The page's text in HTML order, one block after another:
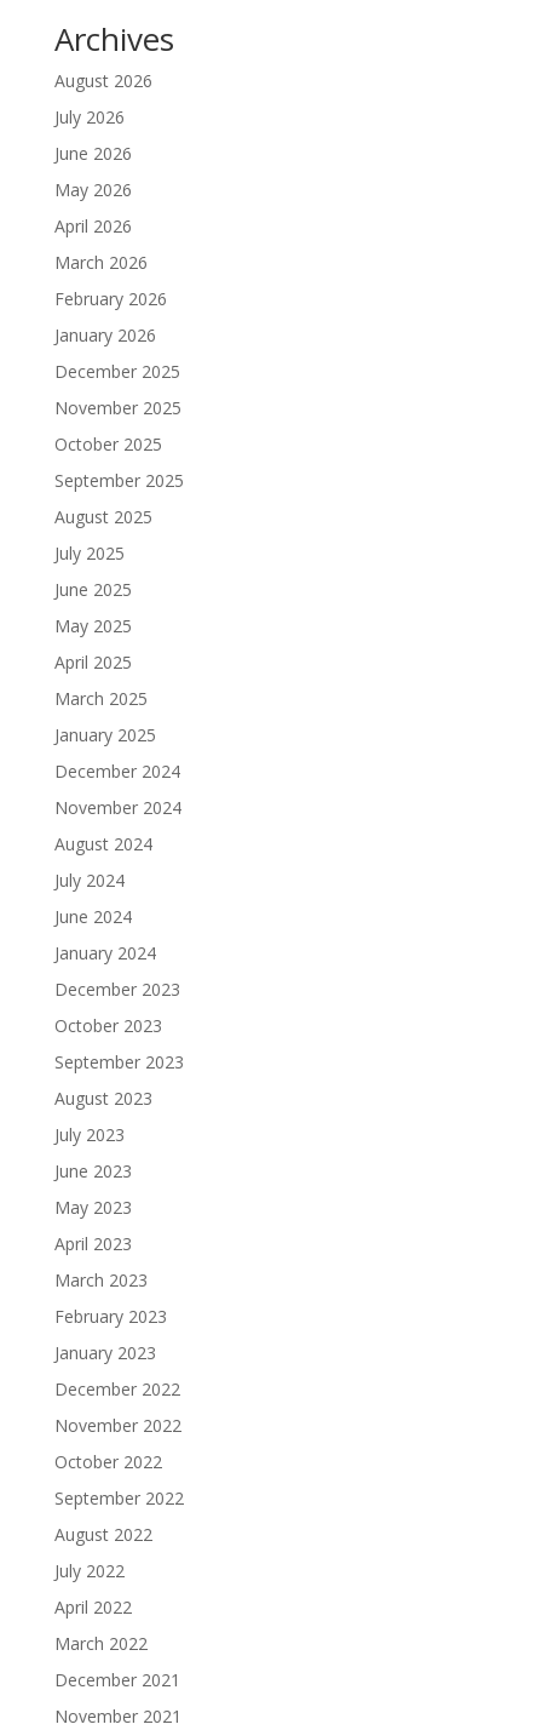
Archives
August 2026
July 2026
June 2026
May 2026
April 2026
March 2026
February 2026
January 2026
December 2025
November 2025
October 2025
September 2025
August 2025
July 2025
June 2025
May 2025
April 2025
March 2025
January 2025
December 2024
November 2024
August 2024
July 2024
June 2024
January 2024
December 2023
October 2023
September 2023
August 2023
July 2023
June 2023
May 2023
April 2023
March 2023
February 2023
January 2023
December 2022
November 2022
October 2022
September 2022
August 2022
July 2022
April 2022
March 2022
December 2021
November 2021